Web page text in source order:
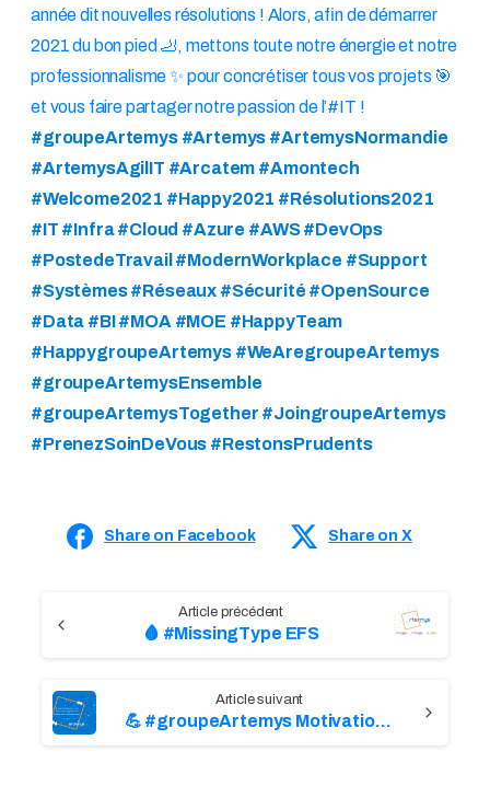
année dit nouvelles résolutions ! Alors, afin de démarrer
2021 du bon pied 🦶, mettons toute notre énergie et notre
professionnalisme ✨ pour concrétiser tous vos projets 🎯
et vous faire partager notre passion de l’#IT !
#groupeArtemys #Artemys #ArtemysNormandie
#ArtemysAgilIT #Arcatem #Amontech
#Welcome2021 #Happy2021 #Résolutions2021
#IT #Infra #Cloud #Azure #AWS #DevOps
#PostedeTravail #ModernWorkplace #Support
#Systèmes #Réseaux #Sécurité #OpenSource
#Data #BI #MOA #MOE #HappyTeam
#HappygroupeArtemys #WeAregroupeArtemys
#groupeArtemysEnsemble
#groupeArtemysTogether #JoingroupeArtemys
#PrenezSoinDeVous #RestonsPrudents
Share on Facebook Share on X
🩸 #MissingType EFS
💪 #groupeArtemys Motivation | Spinoza